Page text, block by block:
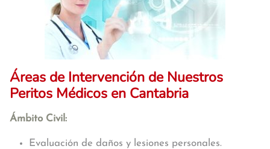
Áreas de Intervención de Nuestros
Peritos Médicos en Cantabria
Ámbito Civil:
Evaluación de daños y lesiones personales.